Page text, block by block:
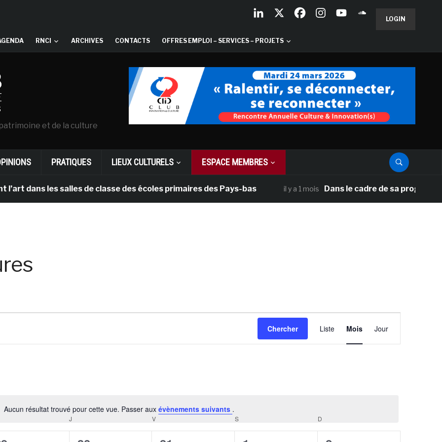
LOGIN
RNCI ARCHIVES CONTACTS OFFRES EMPLOI – SERVICES – PROJETS
et de la culture
PRATIQUES LIEUX CULTURELS ESPACE MEMBRES
dans les salles de classe des écoles primaires des Pays-bas il y a 1 mois Dans le cadre de sa
Notice
Aucun résultat trouvé pour cette vue. Passer aux évènements suivants .
Chercher
de
vues
Liste Mois Jour
J V S D